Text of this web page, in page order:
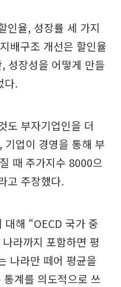
인율, 성장률 세 가지
배구조 개선은 할인율
성장성을 어떻게 만들
다.
도 부자기업인을 더
기업이 경영을 통해 부
때 주가지수 8000으
고 주장했다.
해 “OECD 국가 중
라까지 포함하면 평
나라만 떼어 평균을
계를 의도적으로 쓰